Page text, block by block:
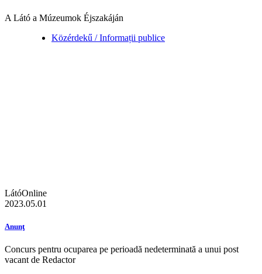
A Látó a Múzeumok Éjszakáján
Közérdekű / Informații publice
LátóOnline
2023.05.01
Anunţ
Concurs pentru ocuparea pe perioadă nedeterminată a unui post
vacant de Redactor